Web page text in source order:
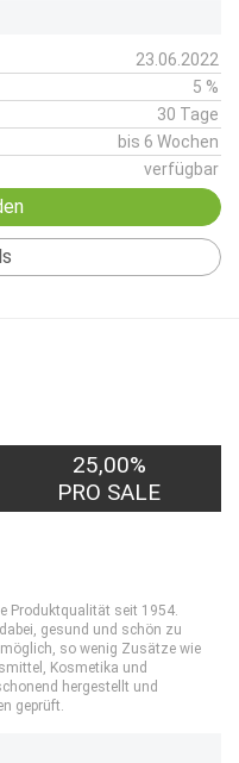
23.06.2022
5 %
30 Tage
bis 6 Wochen
verfügbar
25,00%
PRO SALE
Produktqualität seit 1954.
gesund und schön zu
so wenig Zusätze wie
Kosmetika und
hergestellt und
geprüft.